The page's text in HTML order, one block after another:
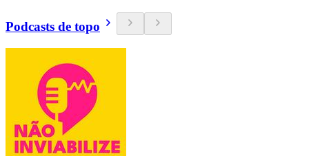
Podcasts de topo